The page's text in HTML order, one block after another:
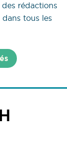
rédactions
tous les